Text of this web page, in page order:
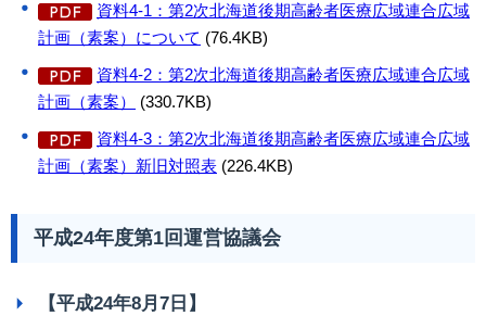
資料4-1：第2次北海道後期高齢者医療広域連合広域
計画（素案）について (76.4KB)
資料4-2：第2次北海道後期高齢者医療広域連合広域
計画（素案）
(330.7KB)
資料4-3：第2次北海道後期高齢者医療広域連合広域
計画（素案）新旧対照表 (226.4KB)
平成24年度第1回運営協議会
【平成24年8月7日】